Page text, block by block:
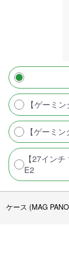
【ゲーミ
【ゲーミ
【27イン
E2
ケース (MAG